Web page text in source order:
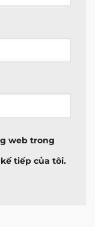
web trong
tiếp của tôi.